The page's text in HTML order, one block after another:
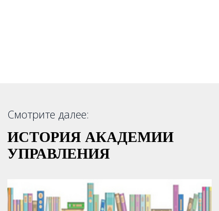
Смотрите далее:
ИСТОРИЯ АКАДЕМИИ
УПРАВЛЕНИЯ